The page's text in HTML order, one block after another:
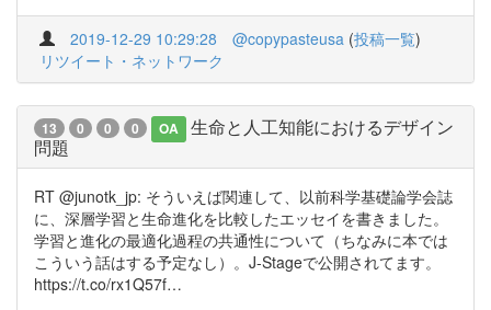
2019-12-29 10:29:28 @copypasteusa (投稿一覧)
リツイート・ネットワーク
13 0 0 0 OA
生命と人工知能におけるデザイン
問題
RT @junotk_jp: そういえば関連して、以前科学基礎論学会誌
に、深層学習と生命進化を比較したエッセイを書きました。
学習と進化の最適化過程の共通性について（ちなみに本では
こういう話はする予定なし）。J-Stageで公開されてます。
https://t.co/rx1Q57f…